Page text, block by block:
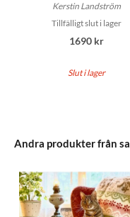
Kerstin Landström
Tillfälligt slut i lager
1690 kr
Slut i lager
Andra produkter från